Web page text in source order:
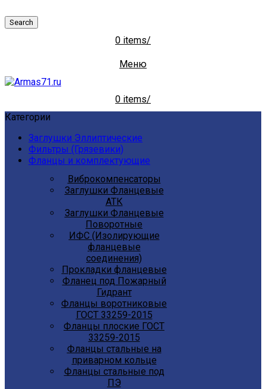
Search
0 items/
Меню
0 items/
Категории
Заглушки Эллиптические
Фильтры (Грязевики)
Фланцы и комплектующие
Виброкомпенсаторы
Заглушки Фланцевые
АТК
Заглушки Фланцевые
Поворотные
ИФС (Изолирующие
фланцевые
соединения)
Прокладки фланцевые
Фланец под Пожарный
Гидрант
Фланцы воротниковые
ГОСТ 33259-2015
Фланцы плоские ГОСТ
33259-2015
Фланцы стальные на
приварном кольце
Фланцы стальные под
ПЭ